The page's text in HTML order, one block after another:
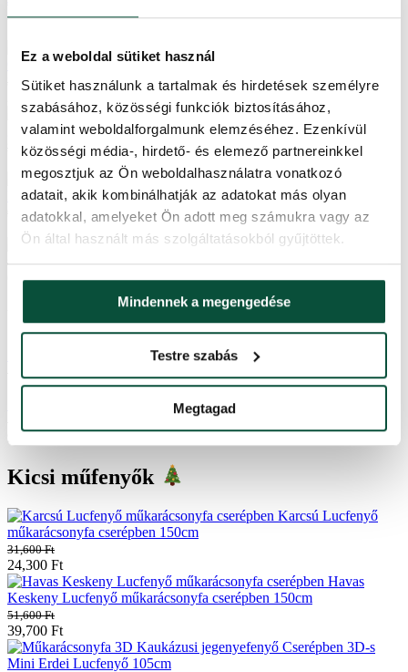
Ez a weboldal sütiket használ
Sütiket használunk a tartalmak és hirdetések személyre
szabásához, közösségi funkciók biztosításához,
valamint weboldalforgalmunk elemzéséhez. Ezenkívül
közösségi média-, hirdető- és elemező partnereinkkel
megosztjuk az Ön weboldalhasználatra vonatkozó
adatait, akik kombinálhatják az adatokat más olyan
adatokkal, amelyeket Ön adott meg számukra vagy az
Ön által használt más szolgáltatásokból gyűjtöttek.
Mindennek a megengedése
Testre szabás
Megtagad
20,000Ft
Claus dekoráció 80cm
34,100Ft
3D-s Királyi Lucfenyő
girland 270cm
24,900 Ft
LED karácsonyi fényfüzér hidegfehér színben 240cm 360LED
9,700Ft
7,500
Illatpálca fára - Snowberry Pine
8,900Ft
6,900Ft
Újdonságok
FULL 3D Tátrai Lucfenyő 180cm
148,600
114,400Ft
Fehér Lucfenyő műkarácsonyfa 220cm LED420
98,600Ft
Kicsi műfenyők
Karcsú Lucfenyő
műkarácsonyfa cserépben 150cm
31,600Ft
24,300 Ft
Havas
Keskeny Lucfenyő műkarácsonyfa cserépben 150cm
51,600Ft
39,700 Ft
3D-s
Mini Erdei Lucfenyő 105cm